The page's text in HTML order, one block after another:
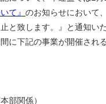
て』 のお知らせにおいて
と致します。』と通知い
に下記の事業が開催され
関係）